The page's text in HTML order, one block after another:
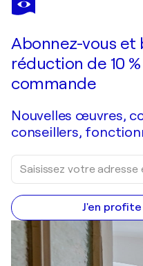
Abonnez-vous et
réduction de 10
commande
Nouvelles œuvres,
conseillers,
J'en